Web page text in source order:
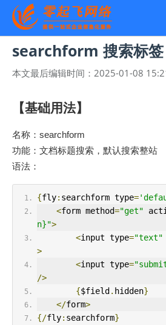
searchform 搜索标签
本文最后编辑时间： 2025-01-08
【基础用法】
名称：searchform
功能：文档标题搜索，默认搜索整站
语法：
{fly: searchform type=
<form method="get"
n}">
<input type="text"
>
<input type=
/>
{$field . hidden}
</form>
{/fly: searchform}